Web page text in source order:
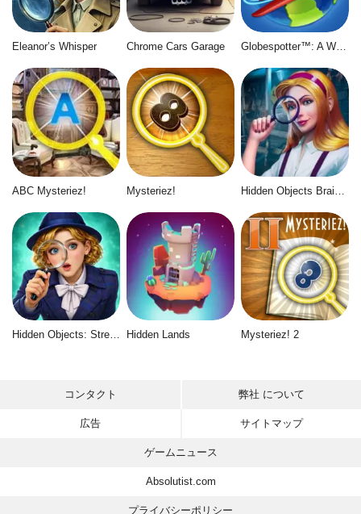
Eleanor’s Whisper Chrome Cars Garage Globespotter™: A World of Difference™
ABC Mysteriez! Mysteriez!
Hidden Lands Mysteriez! 2
コンタクト 弊社 について
広告 サイトマップ
ゲームニュース
Absolutist.com
プライバシーポリシー